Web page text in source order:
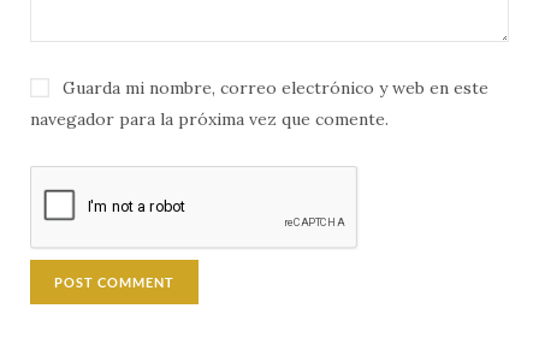
Guarda mi nombre, correo electrónico y web en este
navegador para la próxima vez que comente.